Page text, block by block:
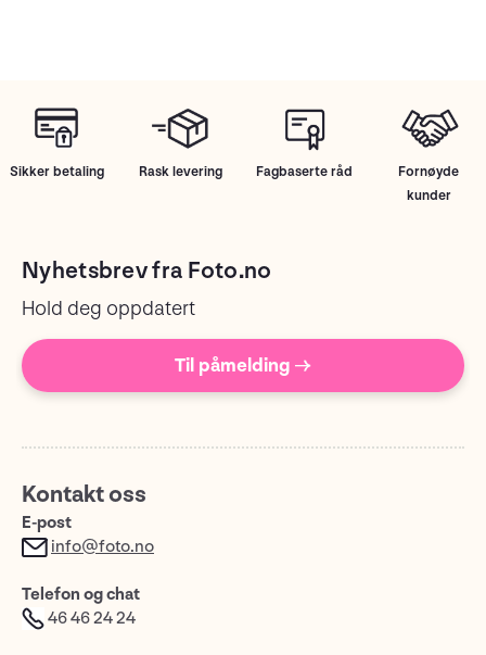
Sikker betaling Rask levering Fagbaserte råd
Fornøyde
kunder
Nyhetsbrev fra Foto.no
Hold deg oppdatert
Til påmelding →
Kontakt oss
E-post
info@foto.no
Telefon og chat
46 46 24 24